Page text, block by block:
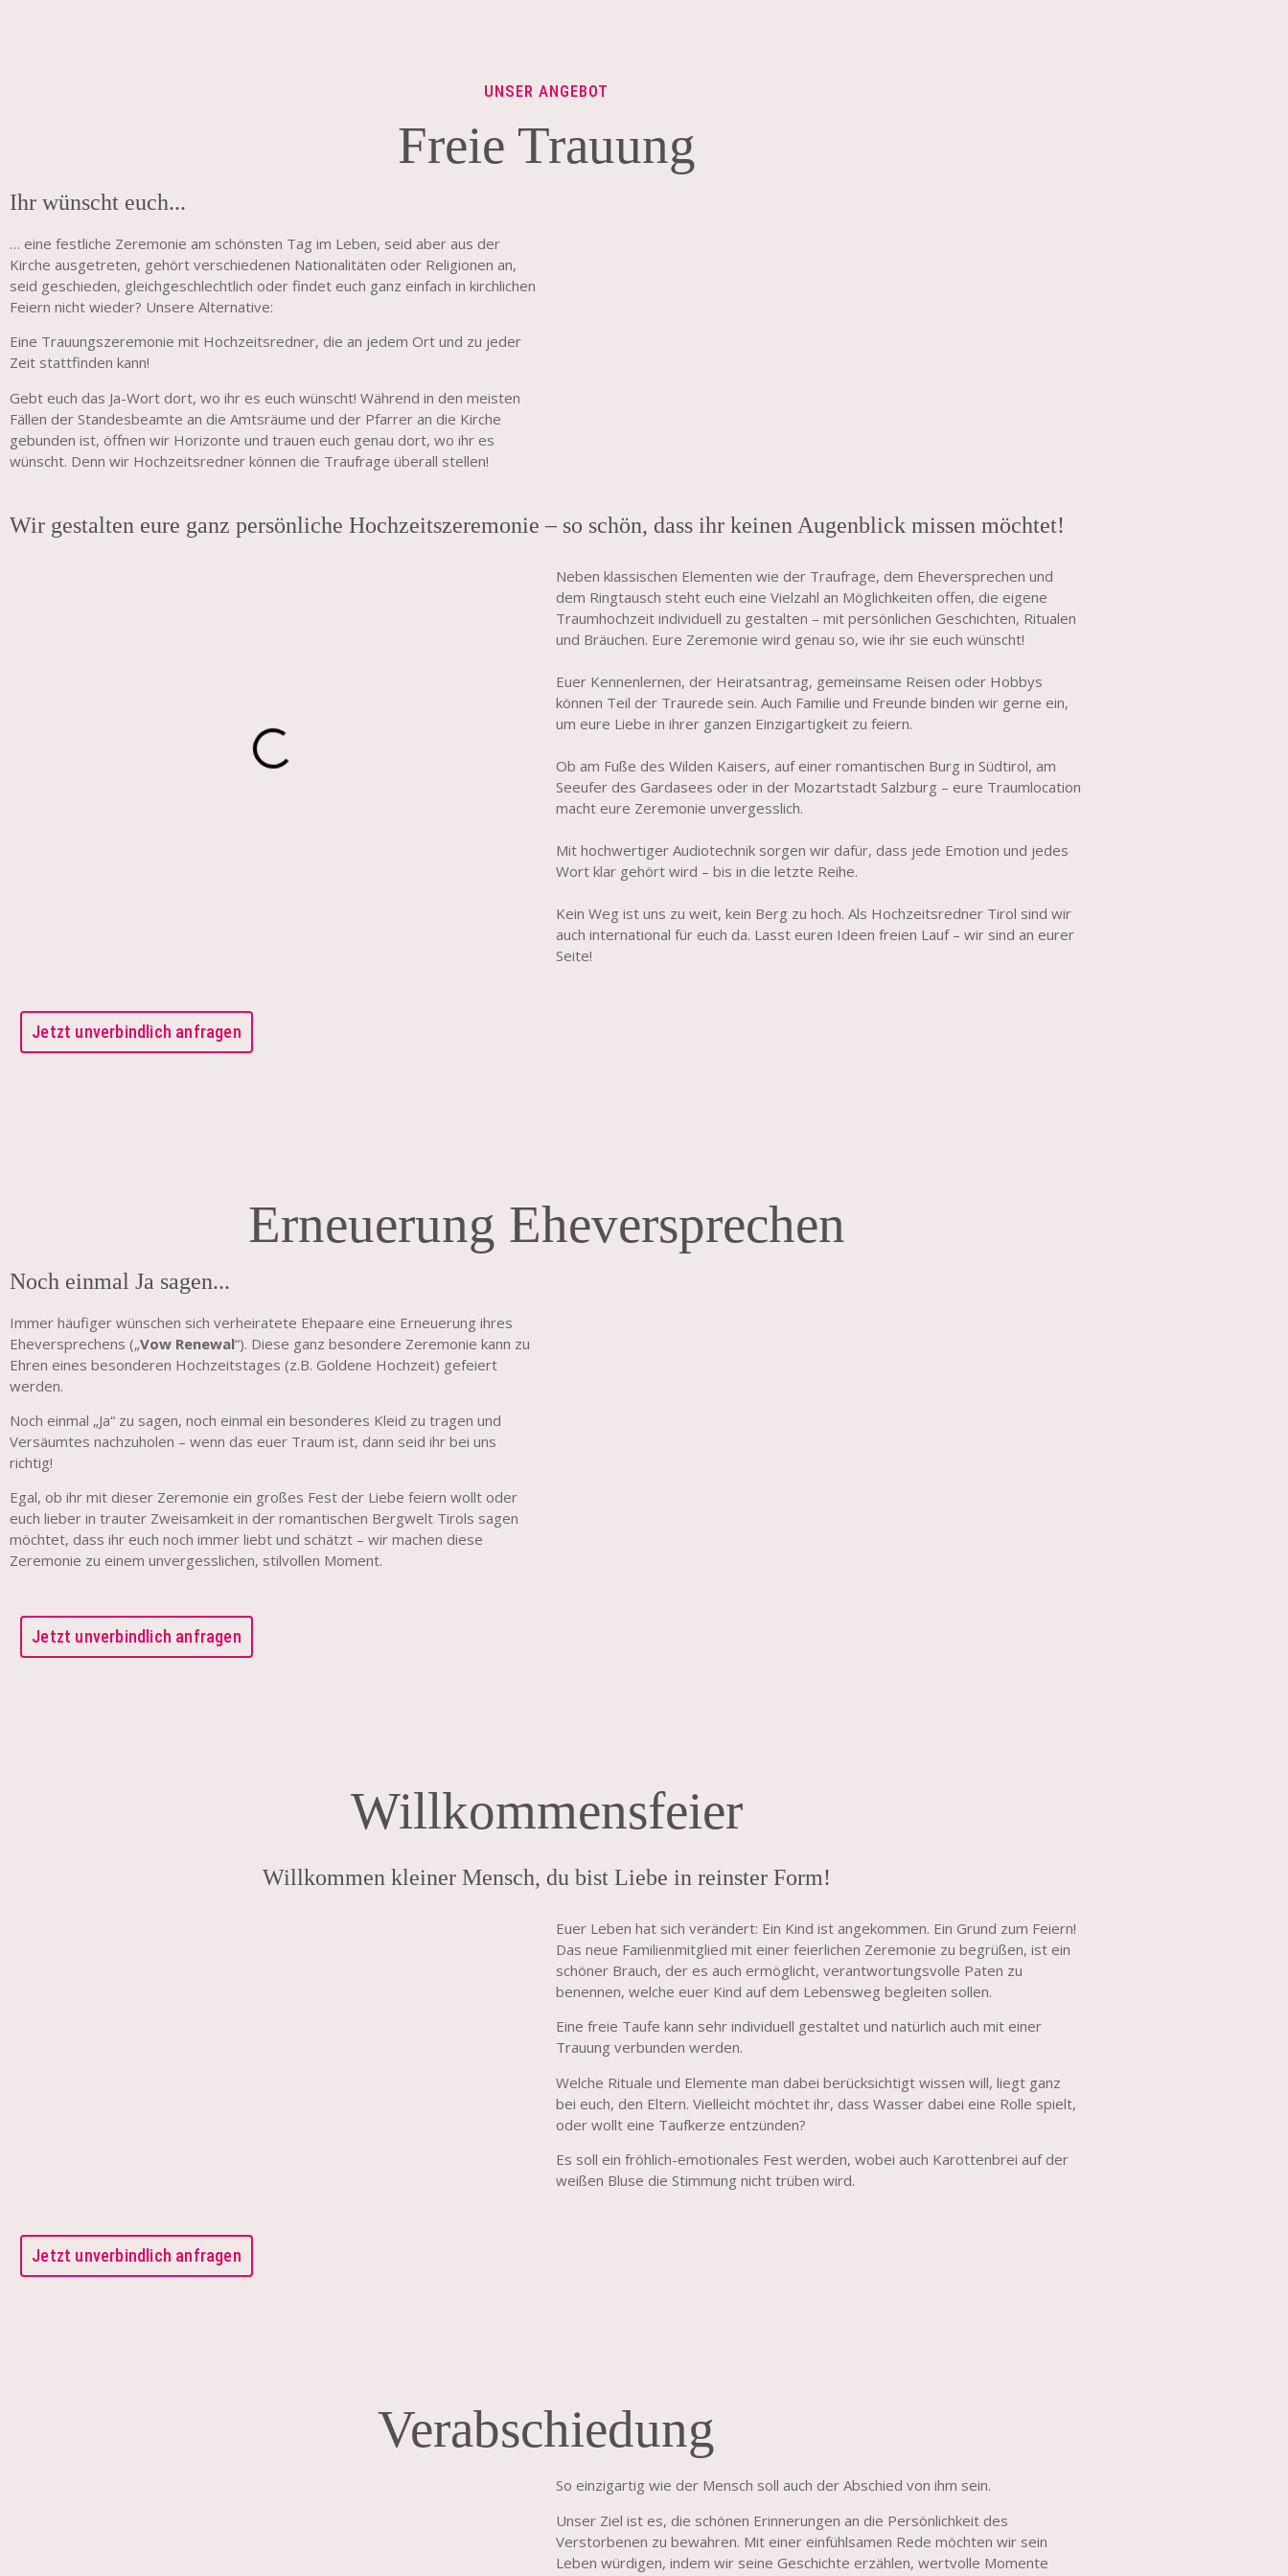
UNSER ANGEBOT
Freie Trauung
Ihr wünscht euch...
… eine festliche Zeremonie am schönsten Tag im Leben, seid aber aus der
Kirche ausgetreten, gehört verschiedenen Nationalitäten oder Religionen an,
seid geschieden, gleichgeschlechtlich oder findet euch ganz einfach in kirchlichen
Feiern nicht wieder? Unsere Alternative:
Eine Trauungszeremonie mit Hochzeitsredner, die an jedem Ort und zu jeder
Zeit stattfinden kann!
Gebt euch das Ja-Wort dort, wo ihr es euch wünscht! Während in den meisten
Fällen der Standesbeamte an die Amtsräume und der Pfarrer an die Kirche
gebunden ist, öffnen wir Horizonte und trauen euch genau dort, wo ihr es
wünscht. Denn wir Hochzeitsredner können die Traufrage überall stellen!
Wir gestalten eure ganz persönliche Hochzeitszeremonie – so schön, dass ihr keinen Augenblick missen möchtet!
Neben klassischen Elementen wie der Traufrage, dem Eheversprechen und
dem Ringtausch steht euch eine Vielzahl an Möglichkeiten offen, die eigene
Traumhochzeit individuell zu gestalten – mit persönlichen Geschichten, Ritualen
und Bräuchen. Eure Zeremonie wird genau so, wie ihr sie euch wünscht!
Euer Kennenlernen, der Heiratsantrag, gemeinsame Reisen oder Hobbys
können Teil der Traurede sein. Auch Familie und Freunde binden wir gerne ein,
um eure Liebe in ihrer ganzen Einzigartigkeit zu feiern.
Ob am Fuße des Wilden Kaisers, auf einer romantischen Burg in Südtirol, am
Seeufer des Gardasees oder in der Mozartstadt Salzburg – eure Traumlocation
macht eure Zeremonie unvergesslich.
Mit hochwertiger Audiotechnik sorgen wir dafür, dass jede Emotion und jedes
Wort klar gehört wird – bis in die letzte Reihe.
Kein Weg ist uns zu weit, kein Berg zu hoch. Als Hochzeitsredner Tirol sind wir
auch international für euch da. Lasst euren Ideen freien Lauf – wir sind an eurer
Seite!
Jetzt unverbindlich anfragen
Erneuerung Eheversprechen
Noch einmal Ja sagen...
Immer häufiger wünschen sich verheiratete Ehepaare eine Erneuerung ihres
Eheversprechens („Vow Renewal“). Diese ganz besondere Zeremonie kann zu
Ehren eines besonderen Hochzeitstages (z.B. Goldene Hochzeit) gefeiert
werden.
Noch einmal „Ja“ zu sagen, noch einmal ein besonderes Kleid zu tragen und
Versäumtes nachzuholen – wenn das euer Traum ist, dann seid ihr bei uns
richtig!
Egal, ob ihr mit dieser Zeremonie ein großes Fest der Liebe feiern wollt oder
euch lieber in trauter Zweisamkeit in der romantischen Bergwelt Tirols sagen
möchtet, dass ihr euch noch immer liebt und schätzt – wir machen diese
Zeremonie zu einem unvergesslichen, stilvollen Moment.
Jetzt unverbindlich anfragen
Willkommensfeier
Willkommen kleiner Mensch, du bist Liebe in reinster Form!
Euer Leben hat sich verändert: Ein Kind ist angekommen. Ein Grund zum Feiern!
Das neue Familienmitglied mit einer feierlichen Zeremonie zu begrüßen, ist ein
schöner Brauch, der es auch ermöglicht, verantwortungsvolle Paten zu
benennen, welche euer Kind auf dem Lebensweg begleiten sollen.
Eine freie Taufe kann sehr individuell gestaltet und natürlich auch mit einer
Trauung verbunden werden.
Welche Rituale und Elemente man dabei berücksichtigt wissen will, liegt ganz
bei euch, den Eltern. Vielleicht möchtet ihr, dass Wasser dabei eine Rolle spielt,
oder wollt eine Taufkerze entzünden?
Es soll ein fröhlich-emotionales Fest werden, wobei auch Karottenbrei auf der
weißen Bluse die Stimmung nicht trüben wird.
Jetzt unverbindlich anfragen
Verabschiedung
So einzigartig wie der Mensch soll auch der Abschied von ihm sein.
Unser Ziel ist es, die schönen Erinnerungen an die Persönlichkeit des
Verstorbenen zu bewahren. Mit einer einfühlsamen Rede möchten wir sein
Leben würdigen, indem wir seine Geschichte erzählen, wertvolle Momente